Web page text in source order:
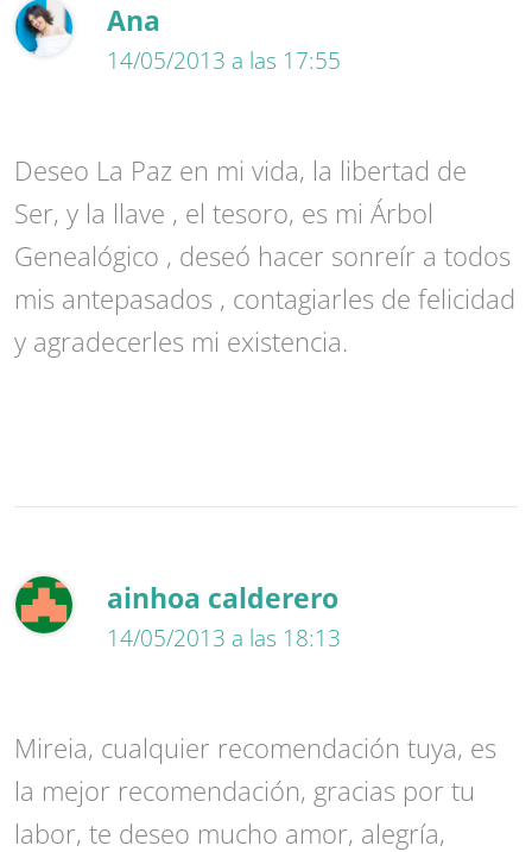
Ana
14/05/2013 a las 17:55
Deseo La Paz en mi vida, la libertad de
Ser, y la llave , el tesoro, es mi Árbol
Genealógico , deseó hacer sonreír a todos
mis antepasados , contagiarles de felicidad
y agradecerles mi existencia.
ainhoa calderero
14/05/2013 a las 18:13
Mireia, cualquier recomendación tuya, es
la mejor recomendación, gracias por tu
labor, te deseo mucho amor, alegría,